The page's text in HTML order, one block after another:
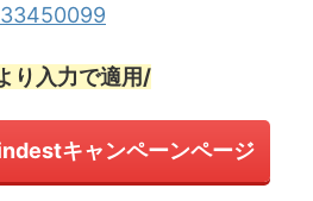
り入力で適用/
キャンペーンページ